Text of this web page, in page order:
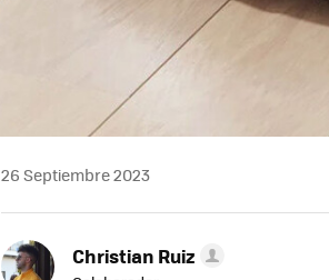
26 Septiembre 2023
Christian Ruiz